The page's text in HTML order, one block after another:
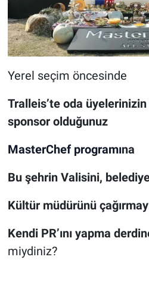
Yerel seçim öncesinde
Tralleis’te oda
sponsor olduğunuz
MasterChef programına
Bu şehrin Valisini, belediye
Kültür müdürünü
Kendi PR’ını yapma
miydiniz?